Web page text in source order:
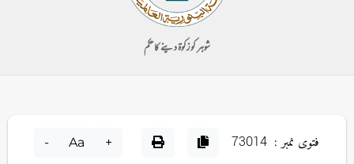
شوہر کو زکوۃ دینے کا حکم
فتوی نمبر : 73014
+
Aa
-